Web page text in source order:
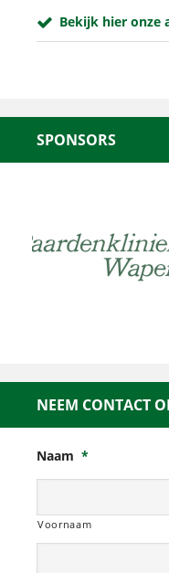
Bekijk hier onze
SPONSORS
NEEM CONTACT
Naam *
Voornaam